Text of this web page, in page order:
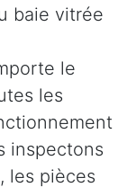
baie vitrée
le
les
inspectons
les pièces